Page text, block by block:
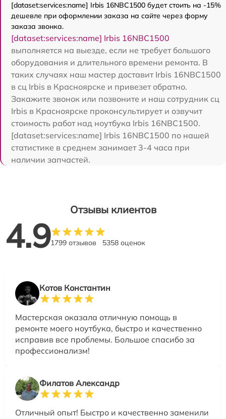
[dataset:services:name] Irbis 16NBC1500 будет стоить на -15%
дешевле при оформлении заказа на сайте через форму
заказа звонка.
[dataset:services:name] Irbis 16NBC1500
выполняется на выезде, если не требует большого
оборудования и длительного времени ремонта. В
таких случаях наш мастер доставит Irbis 16NBC1500
в сц Irbis в Красноярске и привезет обратно.
Закажите звонок или позвоните и наш сотрудник сц
Irbis в Красноярске проконсультирует и озвучит
стоимость работ над ноутбука Irbis 16NBC1500.
[dataset:services:name] Irbis 16NBC1500 по нашей
статистике в среднем занимает 3-4 часа при
наличии запчастей.
Отзывы клиентов
4.91799 отзывов 5358 оценок
Котов Константин
Мастерская оказала отличную помощь в
ремонте моего ноутбука, быстро и качественно
исправив все проблемы. Большое спасибо за
профессионализм!
Филатов Александр
Отличный опыт! Быстро и качественно заменили